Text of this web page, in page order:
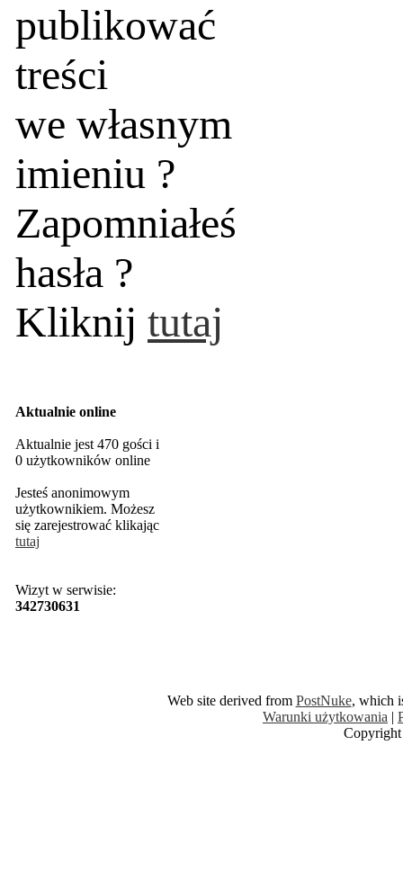
publikować
treści
we własnym
imieniu ?
Zapomniałeś
hasła ?
Kliknij tutaj
Aktualnie online
Aktualnie jest 470 gości i
0 użytkowników online
Jesteś anonimowym
użytkownikiem. Możesz
się zarejestrować klikając
tutaj
Wizyt w serwisie:
342730631
Web site derived from PostNuke, which
Warunki użytkowania |